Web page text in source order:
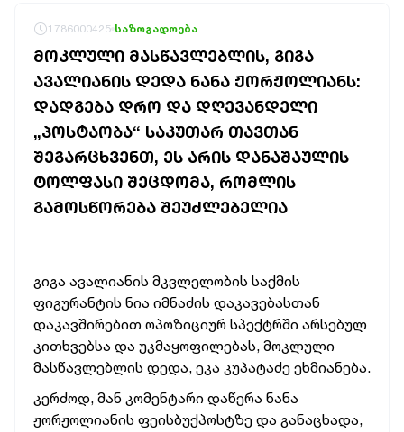
1786000425 საზოგადოება
ᲛᲝᲙᲚᲣᲚᲘ ᲛᲐᲡᲬᲐᲕᲚᲔᲑᲚᲘᲡ, ᲒᲘᲒᲐ
ᲐᲕᲐᲚᲘᲐᲜᲘᲡ ᲓᲔᲓᲐ ᲜᲐᲜᲐ ᲟᲝᲠᲟᲝᲚᲘᲐᲜᲡ:
ᲓᲐᲓᲒᲔᲑᲐ ᲓᲠᲝ ᲓᲐ ᲓᲦᲔᲕᲐᲜᲓᲔᲚᲘ
„ᲞᲝᲡᲢᲐᲝᲑᲐ“ ᲡᲐᲙᲣᲗᲐᲠ ᲗᲐᲕᲗᲐᲜ
ᲨᲔᲒᲐᲠᲪᲮᲕᲔᲜᲗ, ᲔᲡ ᲐᲠᲘᲡ ᲓᲐᲜᲐᲨᲐᲣᲚᲘᲡ
ᲢᲝᲚᲤᲐᲡᲘ ᲨᲔᲪᲓᲝᲛᲐ, ᲠᲝᲛᲚᲘᲡ
ᲒᲐᲛᲝᲡᲬᲝᲠᲔᲑᲐ ᲨᲔᲣᲫᲚᲔᲑᲔᲚᲘᲐ
გიგა ავალიანის მკვლელობის საქმის
ფიგურანტის ნია იმნაძის დაკავებასთან
დაკავშირებით ოპოზიციურ სპექტრში არსებულ
კითხვებსა და უკმაყოფილებას, მოკლული
მასწავლებლის დედა, ეკა კუპატაძე ეხმიანება.
კერძოდ, მან კომენტარი დაწერა ნანა
ჟორჟოლიანის ფეისბუქპოსტზე და განაცხადა,